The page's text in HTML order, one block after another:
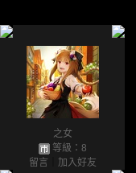
之女
等級：8
留言
加入好友